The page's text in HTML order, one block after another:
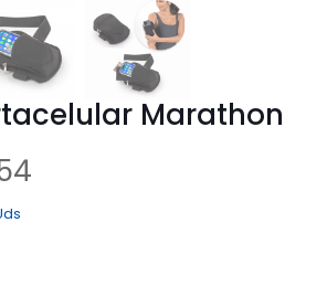
Marathon